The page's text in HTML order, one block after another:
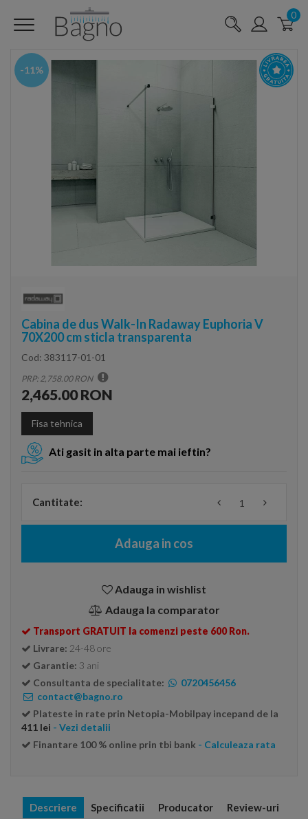
0
-11%
Cabina de dus Walk-In Radaway Euphoria V
70X200 cm sticla transparenta
Cod: 383117-01-01
PRP: 2,758.00 RON
2,465.00 RON
Fisa tehnica
Ati gasit in alta parte mai ieftin?
Cantitate:
Adauga in cos
Adauga in wishlist
Adauga la comparator
Transport GRATUIT la comenzi peste 600 Ron.
Livrare: 24-48 ore
Garantie: 3 ani
Consultanta de specialitate:
0720456456
contact@bagno.ro
Plateste in rate prin Netopia-Mobilpay incepand de la
411 lei - Vezi detalii
Finantare 100 % online prin tbi bank - Calculeaza rata
Descriere Specificatii Producator Review-uri